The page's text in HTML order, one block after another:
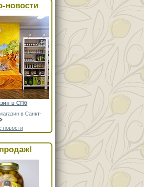
новости
в СПб
в Санкт-
новости